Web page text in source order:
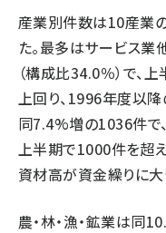
産業別件数は10産業
た。最多はサービス
（構成比34.0％）で、
上回り、1996年度以
同7.4%増の1036件で
上半期で1000件を超
資材高が資金繰りに大
農・林・漁・鉱業は同